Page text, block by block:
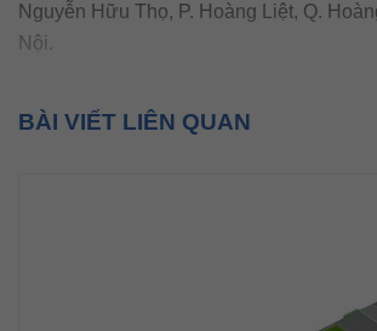
Nguyễn Hữu Thọ, P. Hoàng Liệt, Q.
Nội.
BÀI VIẾT LIÊN QUAN